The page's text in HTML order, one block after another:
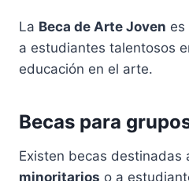
La Beca de Arte Joven es
a estudiantes talentosos
educación en el arte.
Becas para
Existen becas destinadas
minoritarios o a